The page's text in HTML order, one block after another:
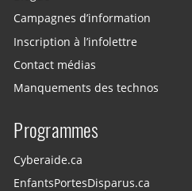
Campagnes d’information
Inscription à l’infolettre
Contact médias
Manquements des technos
Programmes
Cyberaide.ca
EnfantsPortesDisparus.ca